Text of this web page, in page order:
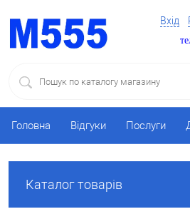
Вхід
Головна Відгуки Послуги
Каталог товарів